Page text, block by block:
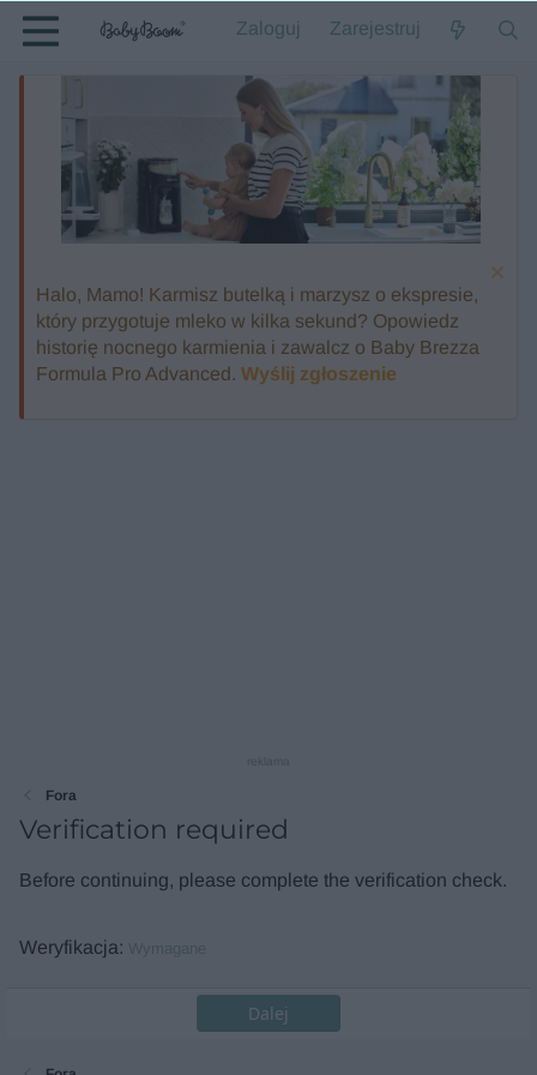
Zaloguj Zarejestruj
Halo, Mamo! Karmisz butelką i marzysz o ekspresie,
który przygotuje mleko w kilka sekund? Opowiedz
historię nocnego karmienia i zawalcz o Baby Brezza
Formula Pro Advanced. Wyślij zgłoszenie
Fora
Verification required
Before continuing, please complete the verification check.
Weryfikacja Wymagane
Dalej